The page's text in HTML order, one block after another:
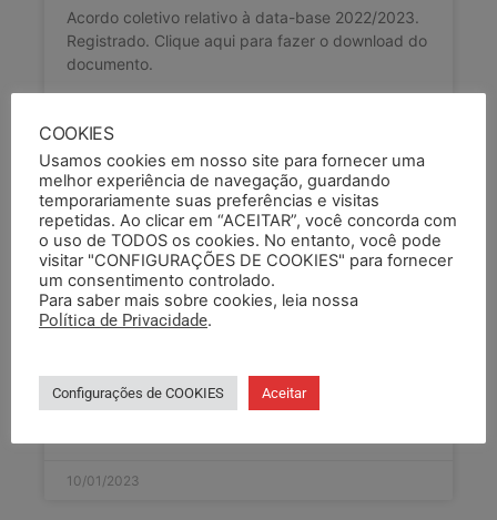
Acordo coletivo relativo à data-base 2022/2023.
Registrado. Clique aqui para fazer o download do
documento.
10/01/2023
ACORDO COLETIVO FTSPEDRO
2022/2023 – REGISTRADO
Acordo coletivo relativo à data-base 2022/2023.
10/01/2023
COOKIES
Usamos cookies em nosso site para fornecer uma
melhor experiência de navegação, guardando
temporariamente suas preferências e visitas
repetidas. Ao clicar em “ACEITAR”, você concorda com
o uso de TODOS os cookies. No entanto, você pode
visitar "CONFIGURAÇÕES DE COOKIES" para fornecer
um consentimento controlado.
Para saber mais sobre cookies, leia nossa
Política de Privacidade.
Configurações de COOKIES Aceitar